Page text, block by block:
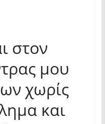
στον
μου
χωρίς
και